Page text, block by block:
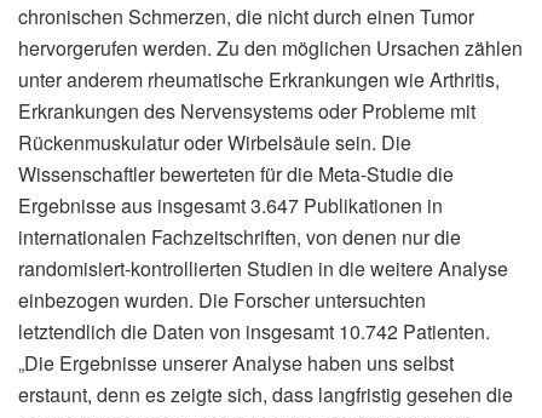
chronischen Schmerzen, die nicht durch einen Tumor
hervorgerufen werden. Zu den möglichen Ursachen zählen
unter anderem rheumatische Erkrankungen wie Arthritis,
Erkrankungen des Nervensystems oder Probleme mit
Rückenmuskulatur oder Wirbelsäule sein. Die
Wissenschaftler bewerteten für die Meta-Studie die
Ergebnisse aus insgesamt 3.647 Publikationen in
internationalen Fachzeitschriften, von denen nur die
randomisiert-kontrollierten Studien in die weitere Analyse
einbezogen wurden. Die Forscher untersuchten
letztendlich die Daten von insgesamt 10.742 Patienten.
„Die Ergebnisse unserer Analyse haben uns selbst
erstaunt, denn es zeigte sich, dass langfristig gesehen die